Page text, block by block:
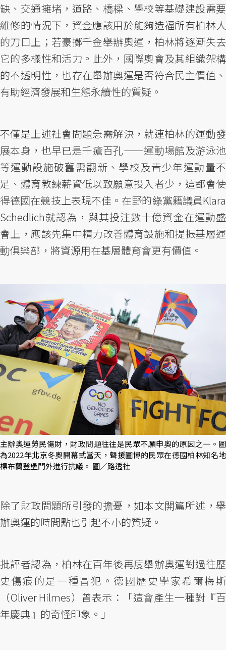
缺、交通擁堵，道路、橋樑、學校等基礎建設需要
維修的情況下，資金應該用於能夠造福所有柏林人
的刀口上；若豪擲千金舉辦奧運，柏林將逐漸失去
它的多樣性和活力。此外，國際奧會及其組織架構
的不透明性，也存在舉辦奧運是否符合民主價值、
有助經濟發展和生態永續性的質疑。
不僅是上述社會問題急需解決，就連柏林的運動發
展本身，也早已是千瘡百孔——運動場館及游泳池
等運動設施破舊需翻新、學校及青少年運動量不
足、體育教練薪資低以致願意投入者少，這都會使
得德國在競技上表現不佳。在野的綠黨籍議員Klara
Schedlich就認為，與其投注數十億資金在運動盛
會上，應該先集中精力改善體育設施和提振基層運
動俱樂部，將資源用在基層體育會更有價值。
主辦奧運勞民傷財，財政問題往往是民眾不願申奧的原因之一。圖
為2022年北京冬奧開幕式當天，聲援圖博的民眾在德國柏林知名地
標布蘭登堡門外進行抗議。 圖／路透社
除了財政問題所引發的擔憂，如本文開篇所述，舉
辦奧運的時間點也引起不小的質疑。
批評者認為，柏林在百年後再度舉辦奧運對過往歷
史傷痕的是一種冒犯。德國歷史學家希爾梅斯
（Oliver Hilmes）曾表示：「這會產生一種對『百
年慶典』的奇怪印象。」